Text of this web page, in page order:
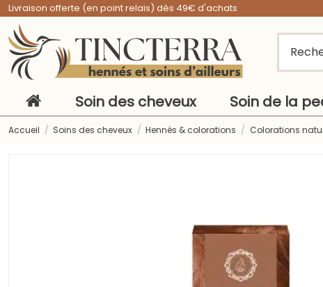
Livraison offerte (en point relais) dès 49€ d'achats
Soin des cheveux Soin de la
Accueil Soins des cheveux Hennés & colorations Colorations